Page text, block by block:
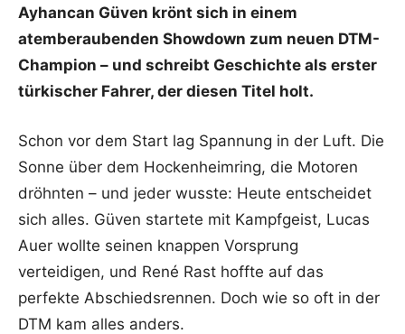
Ayhancan Güven krönt sich in einem
atemberaubenden Showdown zum neuen DTM-
Champion – und schreibt Geschichte als erster
türkischer Fahrer, der diesen Titel holt.
Schon vor dem Start lag Spannung in der Luft. Die
Sonne über dem Hockenheimring, die Motoren
dröhnten – und jeder wusste: Heute entscheidet
sich alles. Güven startete mit Kampfgeist, Lucas
Auer wollte seinen knappen Vorsprung
verteidigen, und René Rast hoffte auf das
perfekte Abschiedsrennen. Doch wie so oft in der
DTM kam alles anders.